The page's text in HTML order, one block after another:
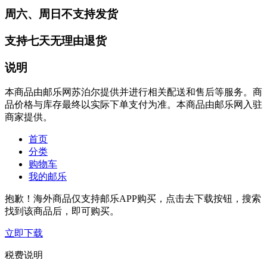
周六、周日不支持发货
支持七天无理由退货
说明
本商品由邮乐网苏泊尔提供并进行相关配送和售后等服务。商
品价格与库存最终以实际下单支付为准。本商品由邮乐网入驻
商家提供。
首页
分类
购物车
我的邮乐
抱歉！海外商品仅支持邮乐APP购买，点击去下载按钮，搜索
找到该商品后，即可购买。
立即下载
税费说明